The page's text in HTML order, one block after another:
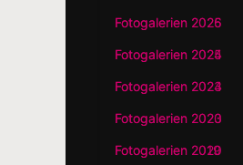
Fotogalerien 2025
Fotogalerien 2024
Fotogalerien 2023
Fotogalerien 2020
Fotogalerien 2019